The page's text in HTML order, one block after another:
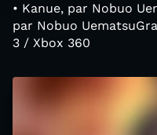
• Kanue, par Nobuo
par Nobuo
3 / Xbox 360